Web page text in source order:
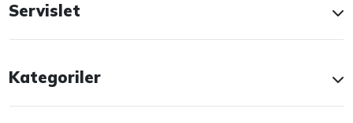
Servislet
Kategoriler